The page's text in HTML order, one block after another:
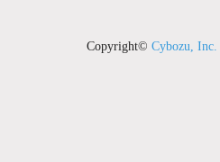
Copyright© Cybozu, Inc.